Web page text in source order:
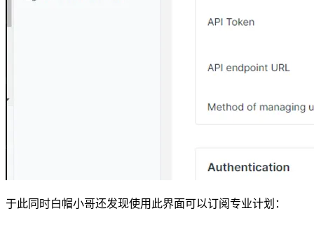
于此同时白帽小哥还发现使用此界面可以订阅专业计划：